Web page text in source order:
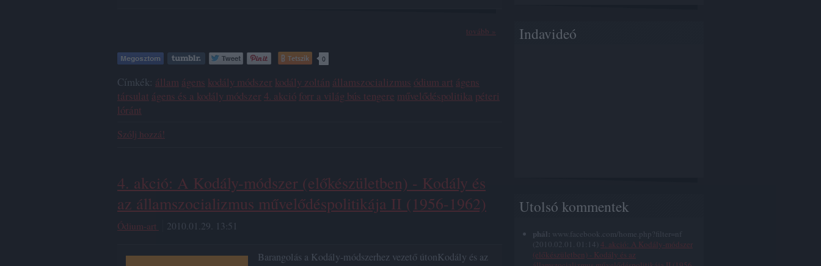
Indavideó
Utolsó kommentek
phál: www.facebook.com/home.php?filter=nf
(2010.02.01. 01:14 4. akció: A Kodály-módszer
(előkészületben) - Kodály és az
tovább »
Tetszik 0
Címkék: állam ágens kodály módszer kodály zoltán államszocializmus ódium art ágens
társulat ágens és a kodály módszer 4. akció forr a világ bús tengere művelődéspolitika péteri
lóránt
Szólj hozzá!
4. akció: A Kodály-módszer (előkészületben) - Kodály és
az államszocializmus művelődéspolitikája II (1956-1962)
Ódium-art 2010.01.29. 13:51
Barangolás a Kodály-módszerhez vezető útonKodály és az